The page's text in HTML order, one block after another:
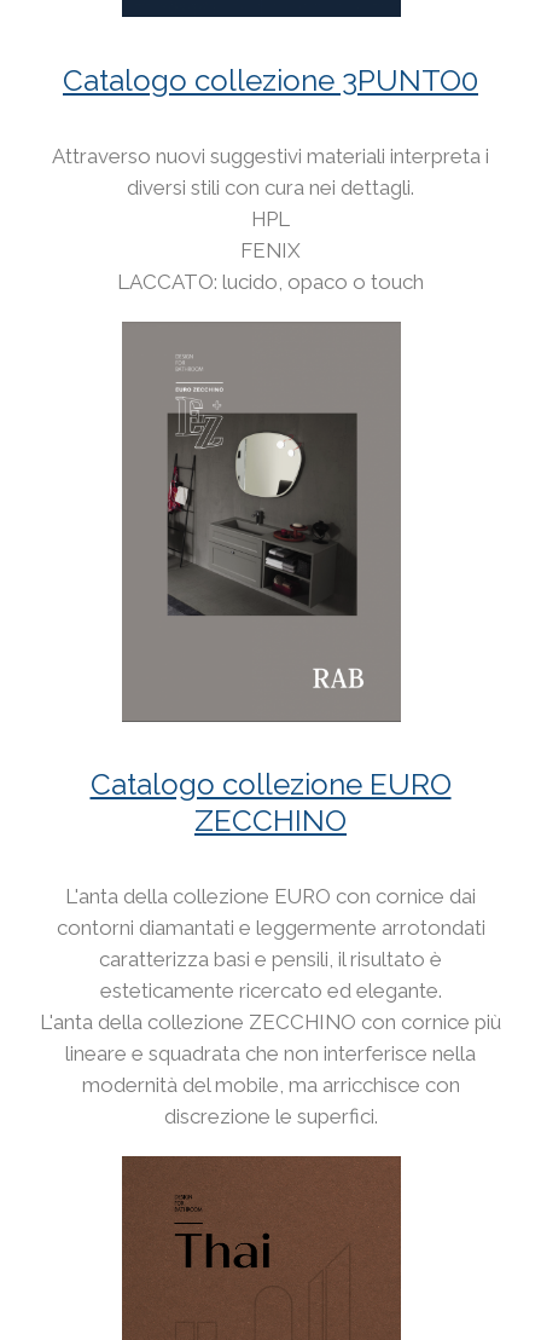
Catalogo collezione 3PUNTO0
Attraverso nuovi suggestivi materiali interpreta i
diversi stili con cura nei dettagli.
HPL
FENIX
LACCATO: lucido, opaco o touch
Catalogo collezione EURO
ZECCHINO
L'anta della collezione EURO con cornice dai
contorni diamantati e leggermente arrotondati
caratterizza basi e pensili, il risultato è
esteticamente ricercato ed elegante.
L'anta della collezione ZECCHINO con cornice più
lineare e squadrata che non interferisce nella
modernità del mobile, ma arricchisce con
discrezione le superfici.